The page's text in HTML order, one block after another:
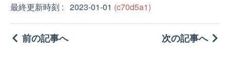
最終更新時刻
2023-01-01 (c70d5a1)
前の記事へ 次の記事へ